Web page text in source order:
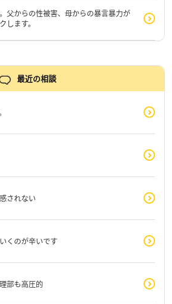
父からの性被害、母からの暴言暴力が
します。
最近の相談
されない
くのが辛いです
部も高圧的